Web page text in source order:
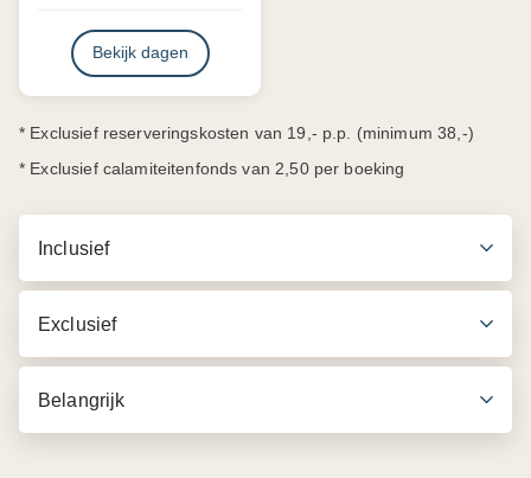
Bekijk dagen
* Exclusief reserveringskosten van 19,- p.p. (minimum 38,-)
* Exclusief calamiteitenfonds van 2,50 per boeking
Inclusief
Exclusief
Belangrijk